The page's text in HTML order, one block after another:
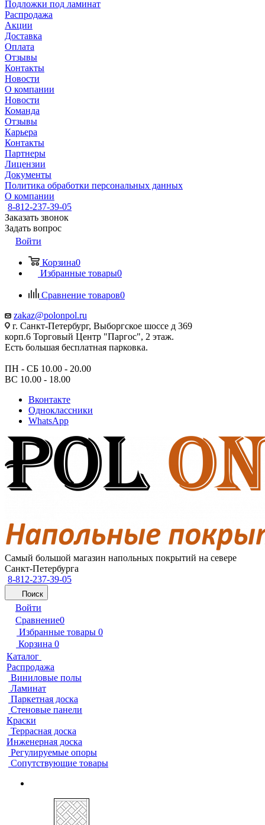
Подложки под ламинат
Распродажа
Акции
Доставка
Оплата
Отзывы
Контакты
Новости
О компании
Новости
Команда
Отзывы
Карьера
Контакты
Партнеры
Лицензии
Документы
Политика обработки персональных данных
О компании
8-812-237-39-05
Заказать звонок
Задать вопрос
Войти
Корзина0
Избранные товары0
Сравнение товаров0
zakaz@polonpol.ru
г. Санкт-Петербург, Выборгское шоссе д 369
корп.6 Торговый Центр "Паргос", 2 этаж.
Есть большая бесплатная парковка.
ПН - СБ 10.00 - 20.00
ВС 10.00 - 18.00
Вконтакте
Одноклассники
WhatsApp
Самый большой магазин напольных покрытий на севере
Санкт-Петербурга
8-812-237-39-05
Поиск
Войти
Сравнение0
Избранные товары 0
Корзина 0
Каталог
Распродажа
Виниловые полы
Ламинат
Паркетная доска
Стеновые панели
Краски
Террасная доска
Инженерная доска
Регулируемые опоры
Сопутствующие товары